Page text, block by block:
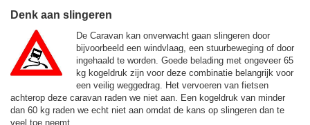
Denk aan slingeren
De Caravan kan onverwacht gaan slingeren door
bijvoorbeeld een windvlaag, een stuurbeweging of door
ingehaald te worden. Goede belading met ongeveer 65
kg kogeldruk zijn voor deze combinatie belangrijk voor
een veilig weggedrag. Het vervoeren van fietsen
achterop deze caravan raden we niet aan. Een kogeldruk van minder
dan 60 kg raden we echt niet aan omdat de kans op slingeren dan te
veel toe neemt.